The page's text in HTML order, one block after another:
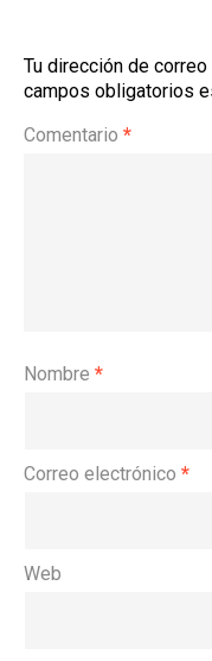
Tu dirección de
campos obligatorios
Comentario *
Nombre *
Correo electrónico *
Web